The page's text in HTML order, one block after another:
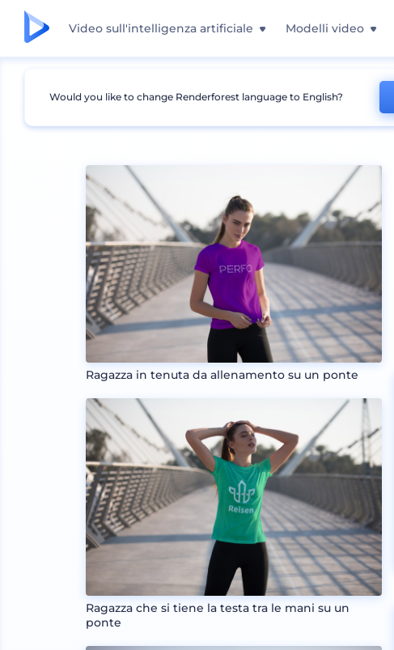
Video sull'intelligenza artificiale Modelli video
Mockup Abbigliamento Mockup T-shirt
Ragazza in tenuta da allenamento su un ponte
Ragazza che si tiene la testa tra le mani su un
ponte
Would you like to change Renderforest language to English?